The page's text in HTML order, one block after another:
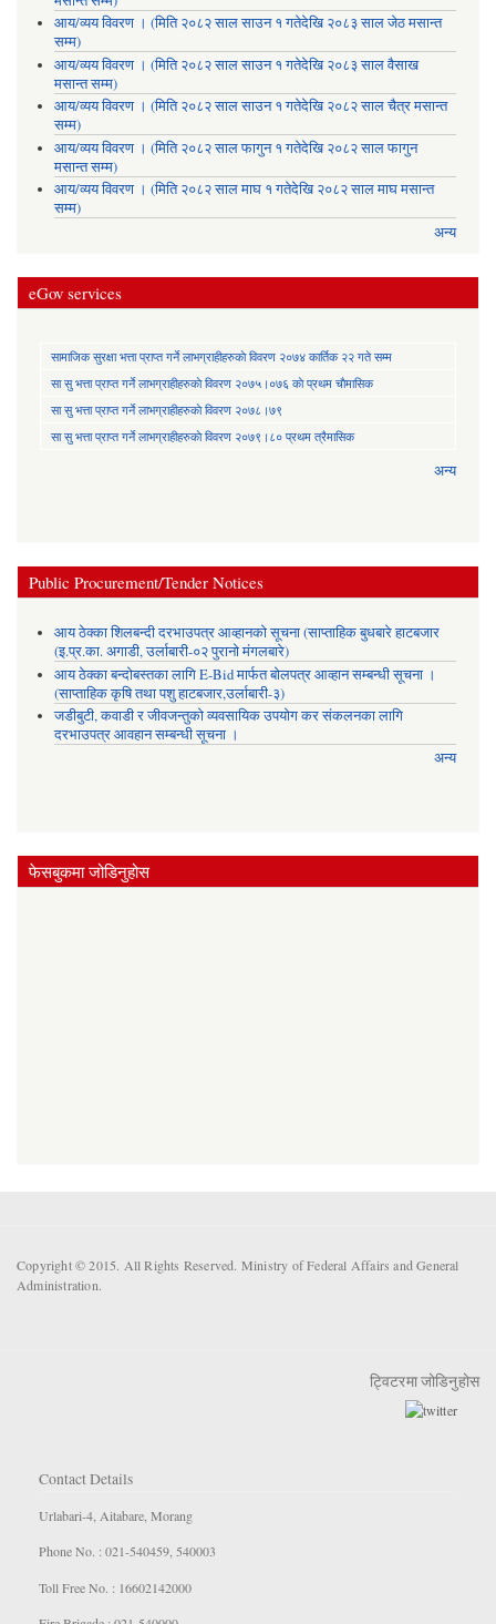
आय/व्यय विवरण । (मिति २०८२ साल साउन १ गतेदेखि २०८३ साल जेठ मसान्त
सम्म)
आय/व्यय विवरण । (मिति २०८२ साल साउन १ गतेदेखि २०८३ साल वैसाख
मसान्त सम्म)
आय/व्यय विवरण । (मिति २०८२ साल साउन १ गतेदेखि २०८२ साल चैत्र मसान्त
सम्म)
आय/व्यय विवरण । (मिति २०८२ साल फागुन १ गतेदेखि २०८२ साल फागुन
मसान्त सम्म)
आय/व्यय विवरण । (मिति २०८२ साल माघ १ गतेदेखि २०८२ साल माघ मसान्त
सम्म)
अन्य
eGov services
सामाजिक सुरक्षा भत्ता प्राप्त गर्ने लाभग्राहीहरुकाे विवरण २०७४ कार्तिक २२ गते सम्म
सा‍ सु भत्ता प्राप्त गर्ने लाभग्राहीहरुकाे विवरण २०७५।०७६ काे प्रथम चाैमासिक
सा‍ सु भत्ता प्राप्त गर्ने लाभग्राहीहरुकाे विवरण २०७८।७९
सा‍ सु भत्ता प्राप्त गर्ने लाभग्राहीहरुकाे विवरण २०७९।८० प्रथम त्रैमासिक
अन्य
Public Procurement/Tender Notices
आय ठेक्का शिलबन्दी दरभाउपत्र आव्हानको सूचना (साप्ताहिक बुधबारे हाटबजार
(इ.प्र.का. अगाडी, उर्लाबारी-०२ पुरानो मंगलबारे)
आय ठेक्का बन्दोबस्तका लागि E-Bid मार्फत बोलपत्र आव्हान सम्बन्धी सूचना ।
(साप्ताहिक कृषि तथा पशु हाटबजार,उर्लाबारी-३)
जडीबुटी, कवाडी र जीवजन्तुको व्यवसायिक उपयोग कर संकलनका लागि
दरभाउपत्र आवहान सम्बन्धी सूचना ।
अन्य
फेसबुकमा जोडिनुहोस
Copyright © 2015. All Rights Reserved. Ministry of Federal Affairs and General
Administration.
ट्विटरमा जोडिनुहोस
Contact Details
Urlabari-4, Aitabare, Morang
Phone No. : 021-540459, 540003
Toll Free No. : 16602142000